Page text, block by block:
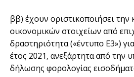
ββ) έχουν οριστικοποιήσει την
οικονομικών στοιχείων από
δραστηριότητα («έντυπο Ε3»)
έτος 2021, ανεξάρτητα από την
δήλωσης φορολογίας